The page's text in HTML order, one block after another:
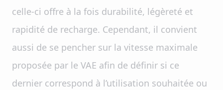
celle-ci offre à la fois durabilité, légèreté et
rapidité de recharge. Cependant, il convient
aussi de se pencher sur la vitesse maximale
proposée par le VAE afin de définir si ce
dernier correspond à l’utilisation souhaitée ou